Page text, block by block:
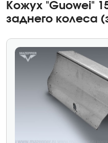
Кожух "Guowei"
заднего колеса